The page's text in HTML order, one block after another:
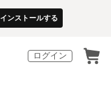
インストールする
ログイン